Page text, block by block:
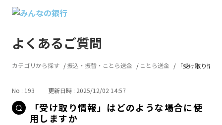
よくあるご質問
カテゴリから探す 振込・振替・ことら送金 ことら送金 「受け取り情
No : 193 更新日時 : 2025/12/02 14:57
「受け取り情報」はどのような場合に使
用しますか